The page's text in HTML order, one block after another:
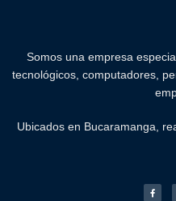
Somos una empresa
tecnológicos, computadores,
Ubicados en Bucaramanga,